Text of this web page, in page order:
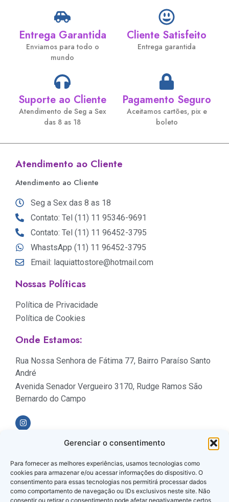
Gerenciar o consentimento
Para fornecer as melhores experiências, usamos tecnologias como
cookies para armazenar e/ou acessar informações do dispositivo. O
consentimento para essas tecnologias nos permitirá processar dados
como comportamento de navegação ou IDs exclusivos neste site. Não
consentir ou retirar o consentimento pode afetar negativamente certos
Entrega Garantida
Enviamos para todo o
mundo
Cliente Satisfeito
Entrega garantida
Suporte ao Cliente
Atendimento de Seg a Sex
das 8 as 18
Pagamento Seguro
Aceitamos cartões, pix e
boleto
Atendimento ao Cliente
Atendimento ao Cliente
Seg a Sex das 8 as 18
Contato: Tel (11) 11 95346-9691
Contato: Tel (11) 11 96452-3795
WhastsApp (11) 11 96452-3795
Email: laquiattostore@hotmail.com
Nossas Políticas
Política de Privacidade
Política de Cookies
Onde Estamos:
Rua Nossa Senhora de Fátima 77, Bairro Paraíso Santo
André
Avenida Senador Vergueiro 3170, Rudge Ramos São
Bernardo do Campo
Formas de Pagamento